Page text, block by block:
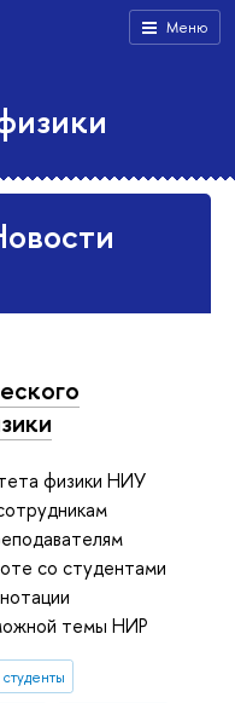
Меню
физики НИУ
со студентами
темы НИР
студенты